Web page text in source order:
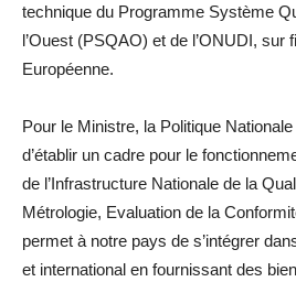
technique du Programme Système
l’Ouest (PSQAO) et de l’ONUDI, sur
Européenne.
Pour le Ministre, la Politique
d’établir un cadre pour le
de l’Infrastructure Nationale de la
Métrologie, Evaluation de la
permet à notre pays de s’intégrer
et international en fournissant des